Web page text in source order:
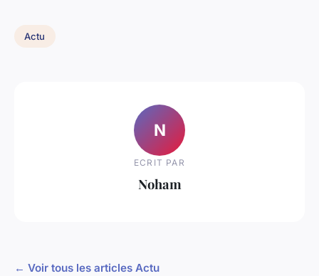
Actu
N
ECRIT PAR
Noham
← Voir tous les articles Actu